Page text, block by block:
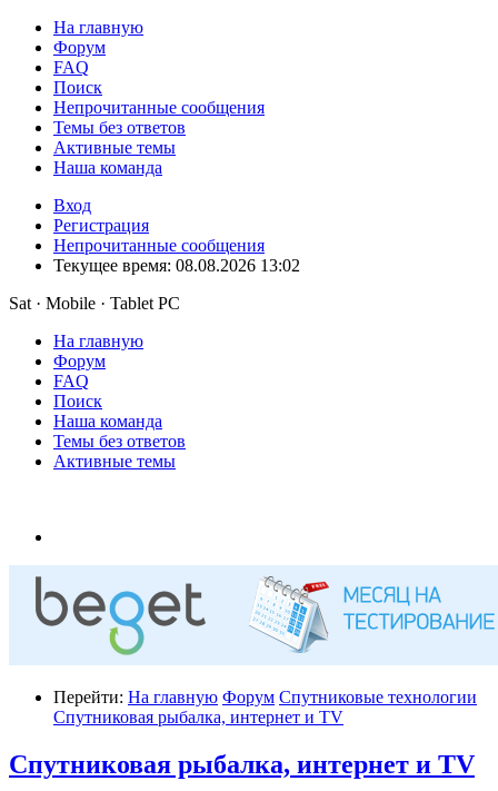
На главную
Форум
FAQ
Поиск
Непрочитанные сообщения
Темы без ответов
Активные темы
Наша команда
Вход
Регистрация
Непрочитанные сообщения
Текущее время: 08.08.2026 13:02
Sat · Mobile · Tablet PC
На главную
Форум
FAQ
Поиск
Наша команда
Темы без ответов
Активные темы
Перейти: На главную Форум Спутниковые технологии
Спутниковая рыбалка, интернет и TV
Спутниковая рыбалка, интернет и TV